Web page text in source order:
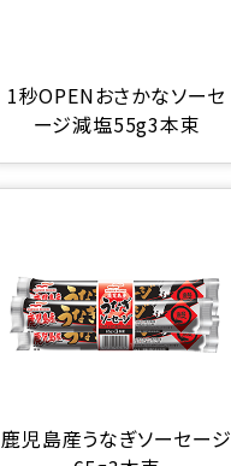
1秒OPENおさかなソーセ
ージ減塩55g3本束
鹿児島産うなぎソーセージ